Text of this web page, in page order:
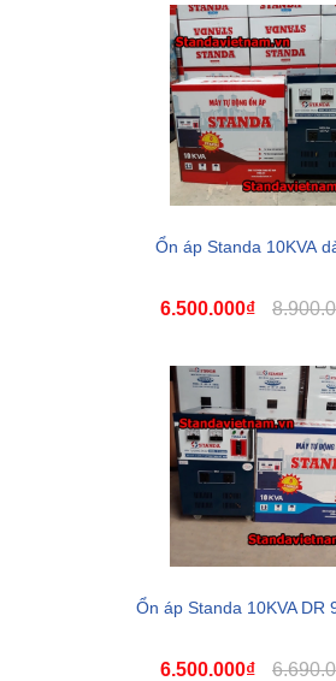
Ổn áp Standa 10KVA
6.500.000₫
Ổn áp Standa 10KVA DR
6.500.000₫